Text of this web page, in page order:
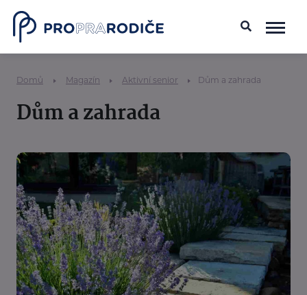
Domů Magazín Aktivní senior Dům a zahrada
Dům a zahrada